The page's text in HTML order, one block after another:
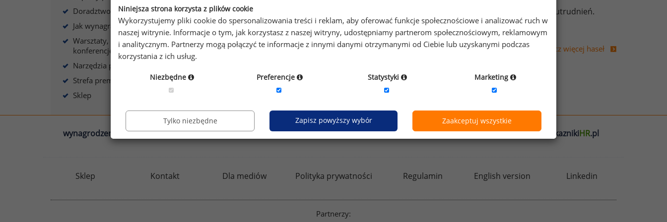
Doradztwo płacowe
Jak wynagradzać?
Warsztaty, szkolenia,
konferencje
Narzędzia płacowe
Strefa premium
Sklep
6. ulokowanie pozostałych stanowisk pracy na skali porównawczej ze względu na każdy czynnik utrudnień.
Patrz też:Analityczno-rangowa metoda wartościowania pracy,Metody wartościowania pracy
Zobacz więcej haseł
wynagrodzenia.pl sedlak.pl kfw.sedlak.pl rynekpracy.pl raportyplacowe.pl badaniaHR.pl wskaznikiHR.pl
Sklep Kontakt Dla mediów Polityka prywatności Regulamin English version Linkedin
Partnerzy:
Niniejsza strona korzysta z plików cookie
Wykorzystujemy pliki cookie do spersonalizowania treści i reklam, aby oferować funkcje społecznościowe i analizować ruch w
naszej witrynie. Informacje o tym, jak korzystasz z naszej witryny, udostępniamy partnerom społecznościowym, reklamowym
i analitycznym. Partnerzy mogą połączyć te informacje z innymi danymi otrzymanymi od Ciebie lub uzyskanymi podczas
korzystania z ich usług.
Niezbędne Preferencje Statystyki Marketing
Tylko niezbędne Zapisz powyższy wybór Zaakceptuj wszystkie